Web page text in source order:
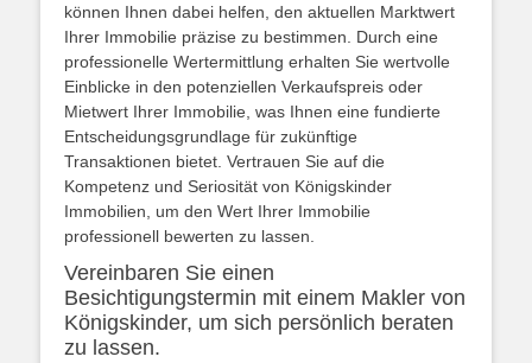
können Ihnen dabei helfen, den aktuellen Marktwert
Ihrer Immobilie präzise zu bestimmen. Durch eine
professionelle Wertermittlung erhalten Sie wertvolle
Einblicke in den potenziellen Verkaufspreis oder
Mietwert Ihrer Immobilie, was Ihnen eine fundierte
Entscheidungsgrundlage für zukünftige
Transaktionen bietet. Vertrauen Sie auf die
Kompetenz und Seriosität von Königskinder
Immobilien, um den Wert Ihrer Immobilie
professionell bewerten zu lassen.
Vereinbaren Sie einen
Besichtigungstermin mit einem Makler von
Königskinder, um sich persönlich beraten
zu lassen.